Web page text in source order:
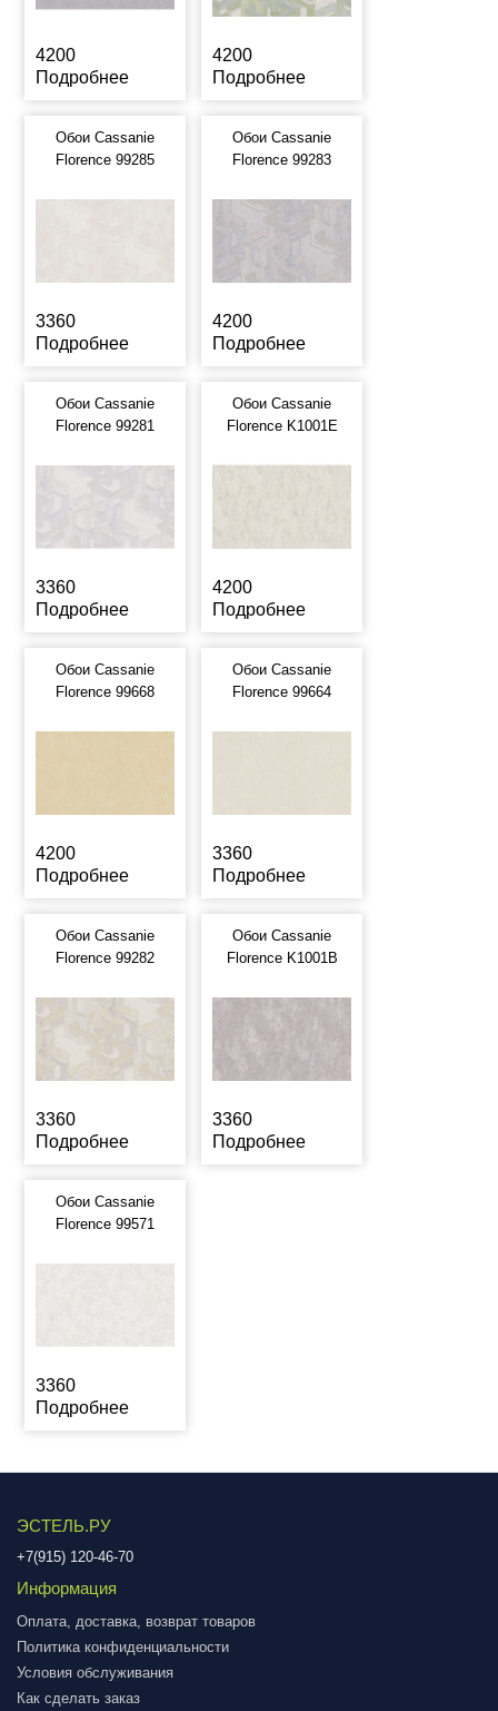
4200
Подробнее
4200
Подробнее
Обои Cassanie
Florence 99285
3360
Подробнее
Обои Cassanie
Florence 99283
4200
Подробнее
Обои Cassanie
Florence 99281
3360
Подробнее
Обои Cassanie
Florence K1001E
4200
Подробнее
Обои Cassanie
Florence 99668
4200
Подробнее
Обои Cassanie
Florence 99664
3360
Подробнее
Обои Cassanie
Florence 99282
3360
Подробнее
Обои Cassanie
Florence K1001B
3360
Подробнее
Обои Cassanie
Florence 99571
3360
Подробнее
ЭСТЕЛЬ.РУ
+7(915) 120-46-70
Информация
Оплата, доставка, возврат товаров
Политика конфиденциальности
Условия обслуживания
Как сделать заказ